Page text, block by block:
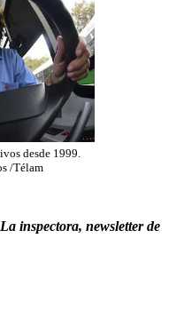
desde 1999.
/Télam
inspectora, newsletter de